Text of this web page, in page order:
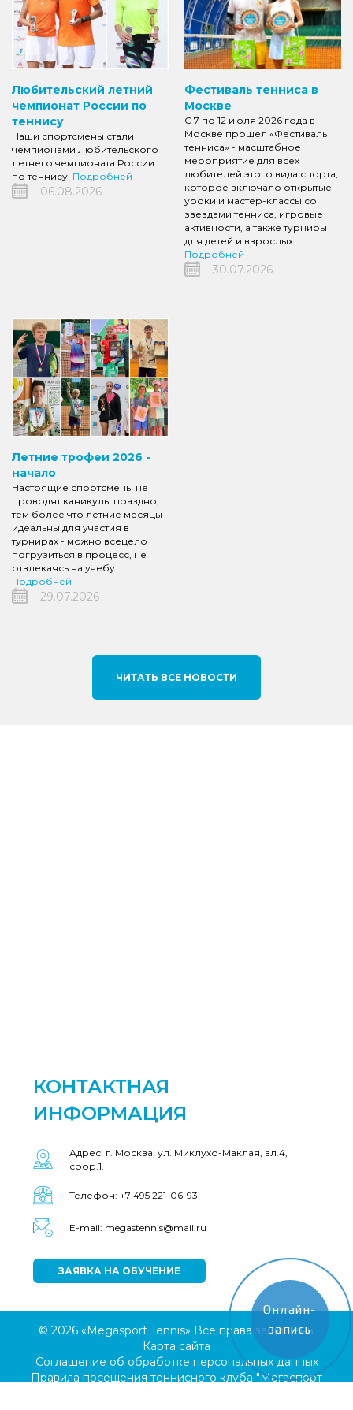
Любительский летний
чемпионат России по
теннису
Наши спортсмены стали
чемпионами Любительского
летнего чемпионата России
по теннису! Подробней
06.08.2026
Фестиваль тенниса в
Москве
С 7 по 12 июля 2026 года в
Москве прошел «Фестиваль
тенниса» - масштабное
мероприятие для всех
любителей этого вида спорта,
которое включало открытые
уроки и мастер-классы со
звездами тенниса, игровые
активности, а также турниры
для детей и взрослых.
Подробней
30.07.2026
Летние трофеи 2026 -
начало
Настоящие спортсмены не
проводят каникулы праздно,
тем более что летние месяцы
идеальны для участия в
турнирах - можно всецело
погрузиться в процесс, не
отвлекаясь на учебу.
Подробней
29.07.2026
ЧИТАТЬ ВСЕ НОВОСТИ
КОНТАКТНАЯ
ИНФОРМАЦИЯ
Адрес: г. Москва, ул. Миклухо-Маклая, вл.4,
соор.1.
Телефон: +7 495 221-06-93
E-mail: megastennis@mail.ru
ЗАЯВКА НА ОБУЧЕНИЕ
© 2026 «Megasport Tennis» Все права защищены
Карта сайта
Соглашение об обработке персональных данных
Правила посещения теннисного клуба "Мегаспорт
Онлайн-
запись